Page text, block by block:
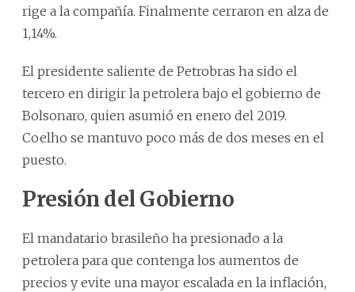
rige a la compañía. Finalmente cerraron en alza de
1,14%.
El presidente saliente de Petrobras ha sido el
tercero en dirigir la petrolera bajo el gobierno de
Bolsonaro, quien asumió en enero del 2019.
Coelho se mantuvo poco más de dos meses en el
puesto.
Presión del Gobierno
El mandatario brasileño ha presionado a la
petrolera para que contenga los aumentos de
precios y evite una mayor escalada en la inflación,